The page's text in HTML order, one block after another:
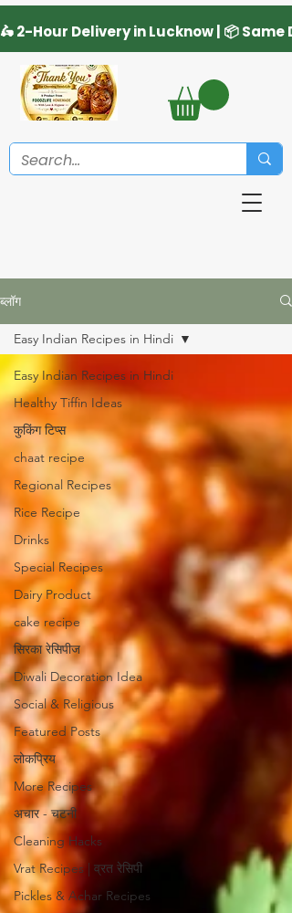
ब्लॉग
Easy Indian Recipes in Hindi
Healthy Tiffin Ideas
कुकिंग टिप्स
chaat recipe
Regional Recipes
Rice Recipe
Drinks
Special Recipes
Dairy Product
cake recipe
सिरका रेसिपीज
Diwali Decoration Idea
Social & Religious
Featured Posts
लोकप्रिय
More Recipes
अचार - चटनी
Cleaning Hacks
Vrat Recipes | व्रत रेसिपी
Pickles & Achar Recipes
Easy Indian Recipes in Hindi